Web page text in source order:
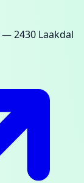
— 2430 Laakdal